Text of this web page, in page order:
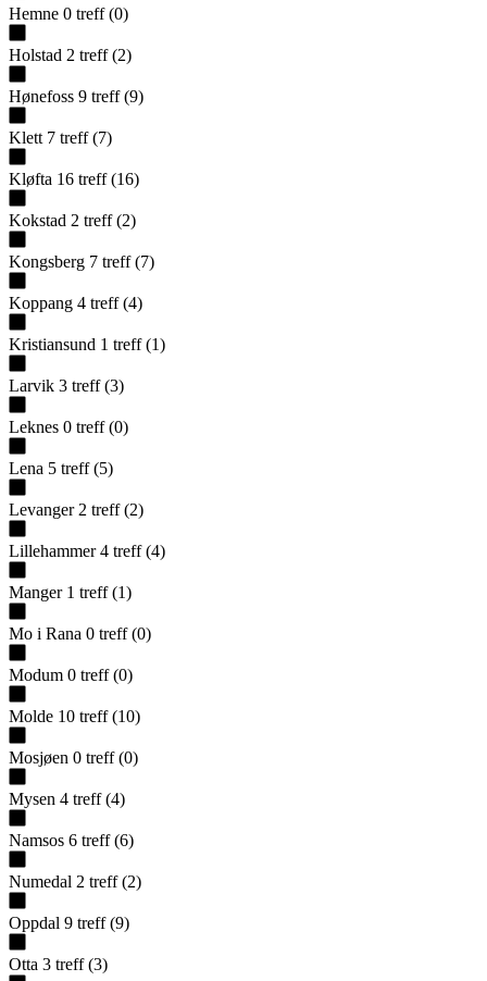
Hemne 0 treff (0)
Holstad 2 treff (2)
Hønefoss 9 treff (9)
Klett 7 treff (7)
Kløfta 16 treff (16)
Kokstad 2 treff (2)
Kongsberg 7 treff (7)
Koppang 4 treff (4)
Kristiansund 1 treff (1)
Larvik 3 treff (3)
Leknes 0 treff (0)
Lena 5 treff (5)
Levanger 2 treff (2)
Lillehammer 4 treff (4)
Manger 1 treff (1)
Mo i Rana 0 treff (0)
Modum 0 treff (0)
Molde 10 treff (10)
Mosjøen 0 treff (0)
Mysen 4 treff (4)
Namsos 6 treff (6)
Numedal 2 treff (2)
Oppdal 9 treff (9)
Otta 3 treff (3)